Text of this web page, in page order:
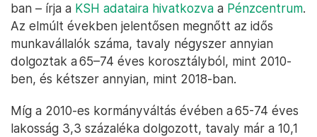
ban – írja a KSH adataira hivatkozva a Pénzcentrum.
Az elmúlt években jelentősen megnőtt az idős
munkavállalók száma, tavaly négyszer annyian
dolgoztak a 65–74 éves korosztályból, mint 2010-
ben, és kétszer annyian, mint 2018-ban.
Míg a 2010-es kormányváltás évében a 65-74 éves
lakosság 3,3 százaléka dolgozott, tavaly már a 10,1